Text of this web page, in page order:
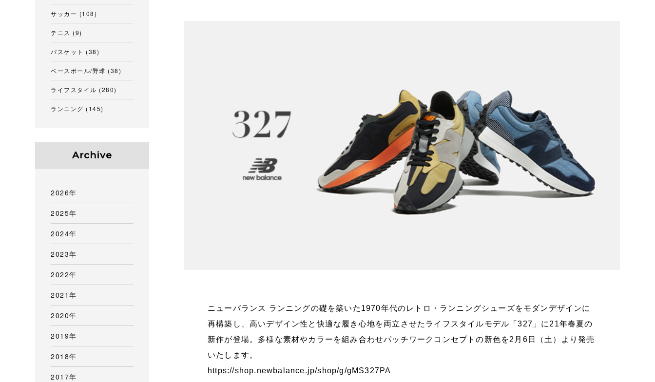
ニューバランス ランニングの礎を築いた1970年代のレトロ・ランニングシューズをモダンデザインに
再構築し、高いデザイン性と快適な履き心地を両立させたライフスタイルモデル「327」に21年春夏の
新作が登場。多様な素材やカラーを組み合わせパッチワークコンセプトの新色を2月6日（土）より発売
いたします。
https://shop.newbalance.jp/shop/g/gMS327PA
サッカー (108)
テニス (9)
バスケット (38)
ベースボール/野球 (38)
ライフスタイル (280)
ランニング (145)
Archive
2026年
2025年
2024年
2023年
2022年
2021年
2020年
2019年
2018年
2017年